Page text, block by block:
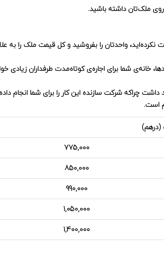
امکان را می‌دهد که وقتی هنوز 35% مبلغ را پرداخت نکرده‌اید، واحدتان را بفروشید و کل قیمت
خانه‌ی شما برای اجاره‌ی کوتاه‌مدت طرفداران زیادی
چراکه شرکت سازنده این کار را برای شما انجام
(درهم)
775,000
850,000
990,000
1,050,000
1,400,000